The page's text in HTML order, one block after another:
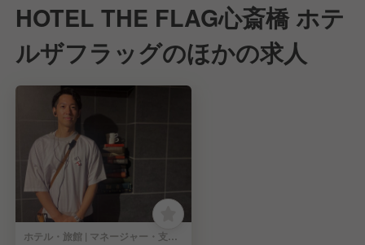
HOTEL THE FLAG心斎橋 ホテ
ルザフラッグのほかの求人
ホテル・旅館 | マネージャー・支配人・副支配人・女将